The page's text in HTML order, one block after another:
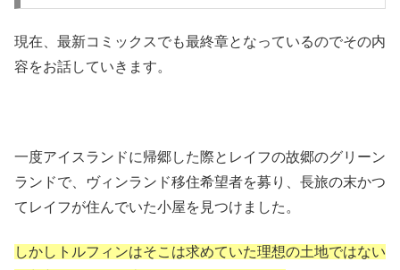
現在、最新コミックスでも最終章となっているのでその内
容をお話していきます。
一度アイスランドに帰郷した際とレイフの故郷のグリーン
ランドで、ヴィンランド移住希望者を募り、長旅の末かつ
てレイフが住んでいた小屋を見つけました。
しかしトルフィンはそこは求めていた理想の土地ではない